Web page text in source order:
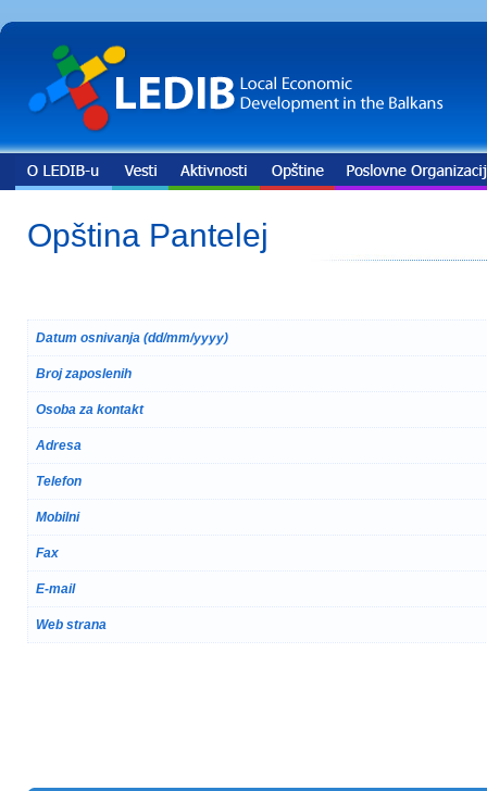
Opština Pantelej
Datum osnivanja (dd/mm/yyyy)
Broj zaposlenih
Osoba za kontakt
Adresa
Telefon
Mobilni
Fax
E-mail
Web strana